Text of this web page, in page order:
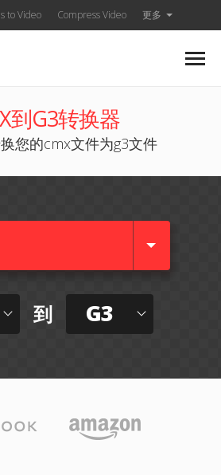
to Video Compress Video 更多
到G3转换器
您的cmx文件为g3文件
到 G3